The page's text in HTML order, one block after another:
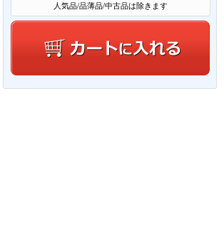
人気品/品薄品/中古品は除きます